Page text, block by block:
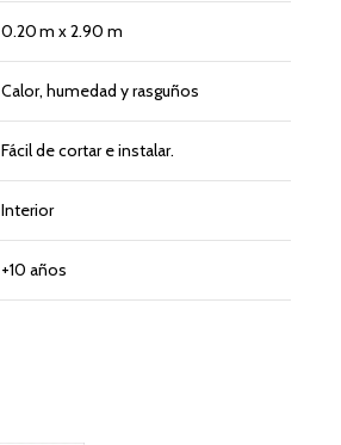
0.20 m x 2.90 m
Calor, humedad y rasguños
Fácil de cortar e instalar.
Interior
+10 años